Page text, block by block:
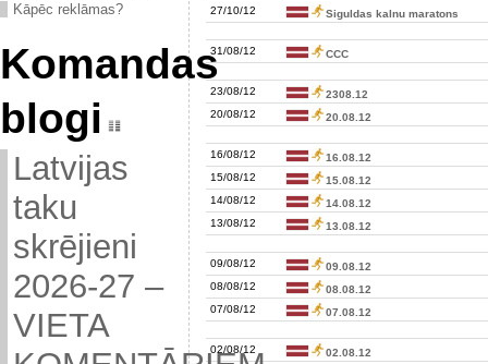
Kāpēc reklāmas?
Komandas
blogi
Latvijas
taku
skrējieni
2026-27 –
VIETA
27/10/12 Siguldas kalnu maratons
31/08/12 CCC
23/08/12
2308.12
20/08/12
20.08.12
16/08/12
16.08.12
15/08/12
15.08.12
14/08/12
14.08.12
13/08/12
13.08.12
09/08/12
09.08.12
08/08/12
08.08.12
07/08/12
07.08.12
02/08/12 02.08.12